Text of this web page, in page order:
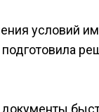
условий